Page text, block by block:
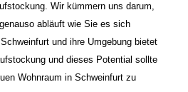
Wir kümmern uns darum,
abläuft wie Sie es sich
und ihre Umgebung bietet
und dieses Potential sollte
Wohnraum in Schweinfurt zu